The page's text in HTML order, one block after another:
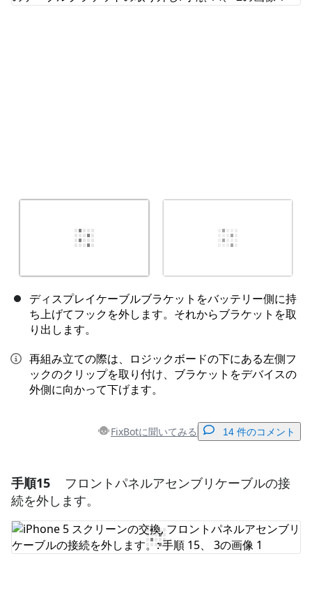
ディスプレイケーブルブラケットをバッテリー側に持
ち上げてフックを外します。それからブラケットを取
り出します。
再組み立ての際は、ロジックボードの下にある左側フ
ックのクリップを取り付け、ブラケットをデバイスの
外側に向かって下げます。
FixBotに聞いてみる 14 件のコメント
コメントを追加
コメントを追加
手順15
フロントパネルアセンブリケーブルの接
続を外します。